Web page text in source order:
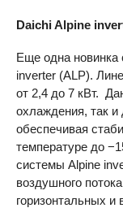
Daichi Alpine
Еще одна новинка
inverter (ALP).
от 2,4 до 7 кВт.
охлаждения, так и
обеспечивая
температуре до
системы Alpine
воздушного
горизонтальных